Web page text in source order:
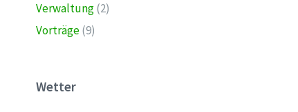
Verwaltung(2)
Vorträge(9)
Wetter